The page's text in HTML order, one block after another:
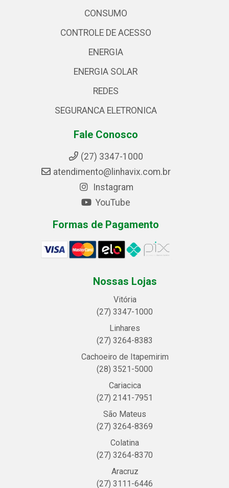
CONSUMO
CONTROLE DE ACESSO
ENERGIA
ENERGIA SOLAR
REDES
SEGURANCA ELETRONICA
Fale Conosco
(27) 3347-1000
atendimento@linhavix.com.br
Instagram
YouTube
Formas de Pagamento
Nossas Lojas
Vitória
(27) 3347-1000
Linhares
(27) 3264-8383
Cachoeiro de Itapemirim
(28) 3521-5000
Cariacica
(27) 2141-7951
São Mateus
(27) 3264-8369
Colatina
(27) 3264-8370
Aracruz
(27) 3111-6446